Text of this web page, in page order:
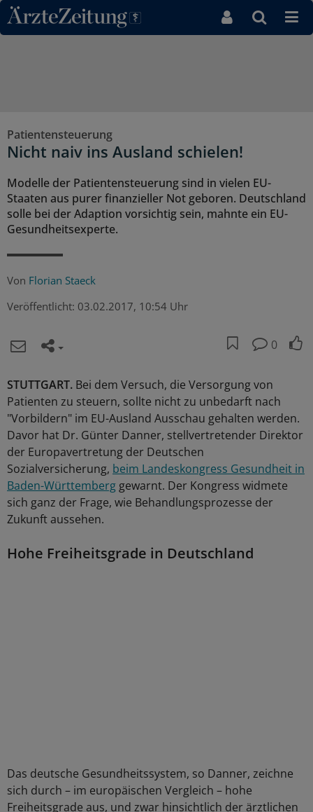
Direkt zum Inhaltsbereich
Patientensteuerung
Nicht naiv ins Ausland schielen!
Modelle der Patientensteuerung sind in vielen EU-
Staaten aus purer finanzieller Not geboren. Deutschland
solle bei der Adaption vorsichtig sein, mahnte ein EU-
Gesundheitsexperte.
Von Florian Staeck
Veröffentlicht: 03.02.2017, 10:54 Uhr
0
STUTTGART. Bei dem Versuch, die Versorgung von
Patienten zu steuern, sollte nicht zu unbedarft nach
"Vorbildern" im EU-Ausland Ausschau gehalten werden.
Davor hat Dr. Günter Danner, stellvertretender Direktor
der Europavertretung der Deutschen
Sozialversicherung, beim Landeskongress Gesundheit in
Baden-Württemberg gewarnt. Der Kongress widmete
sich ganz der Frage, wie Behandlungsprozesse der
Zukunft aussehen.
Hohe Freiheitsgrade in Deutschland
Das deutsche Gesundheitssystem, so Danner, zeichne
sich durch – im europäischen Vergleich – hohe
Freiheitsgrade aus, und zwar hinsichtlich der ärztlichen